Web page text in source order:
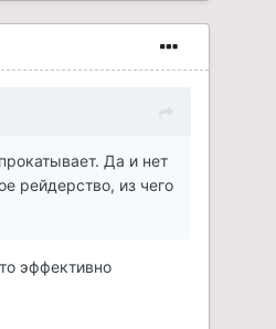
Да и нет
рейдерство, из чего
эффективно